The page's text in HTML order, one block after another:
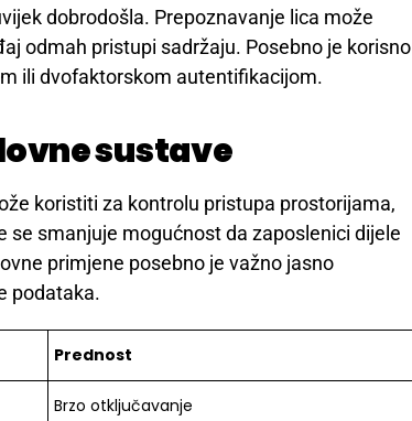
dobrodošla. Prepoznavanje lica može
odmah pristupi sadržaju. Posebno je korisno
ili dvofaktorskom autentifikacijom.
sustave
koristiti za kontrolu pristupa prostorijama,
smanjuje mogućnost da zaposlenici dijele
primjene posebno je važno jasno
podataka.
Prednost
Brzo otključavanje